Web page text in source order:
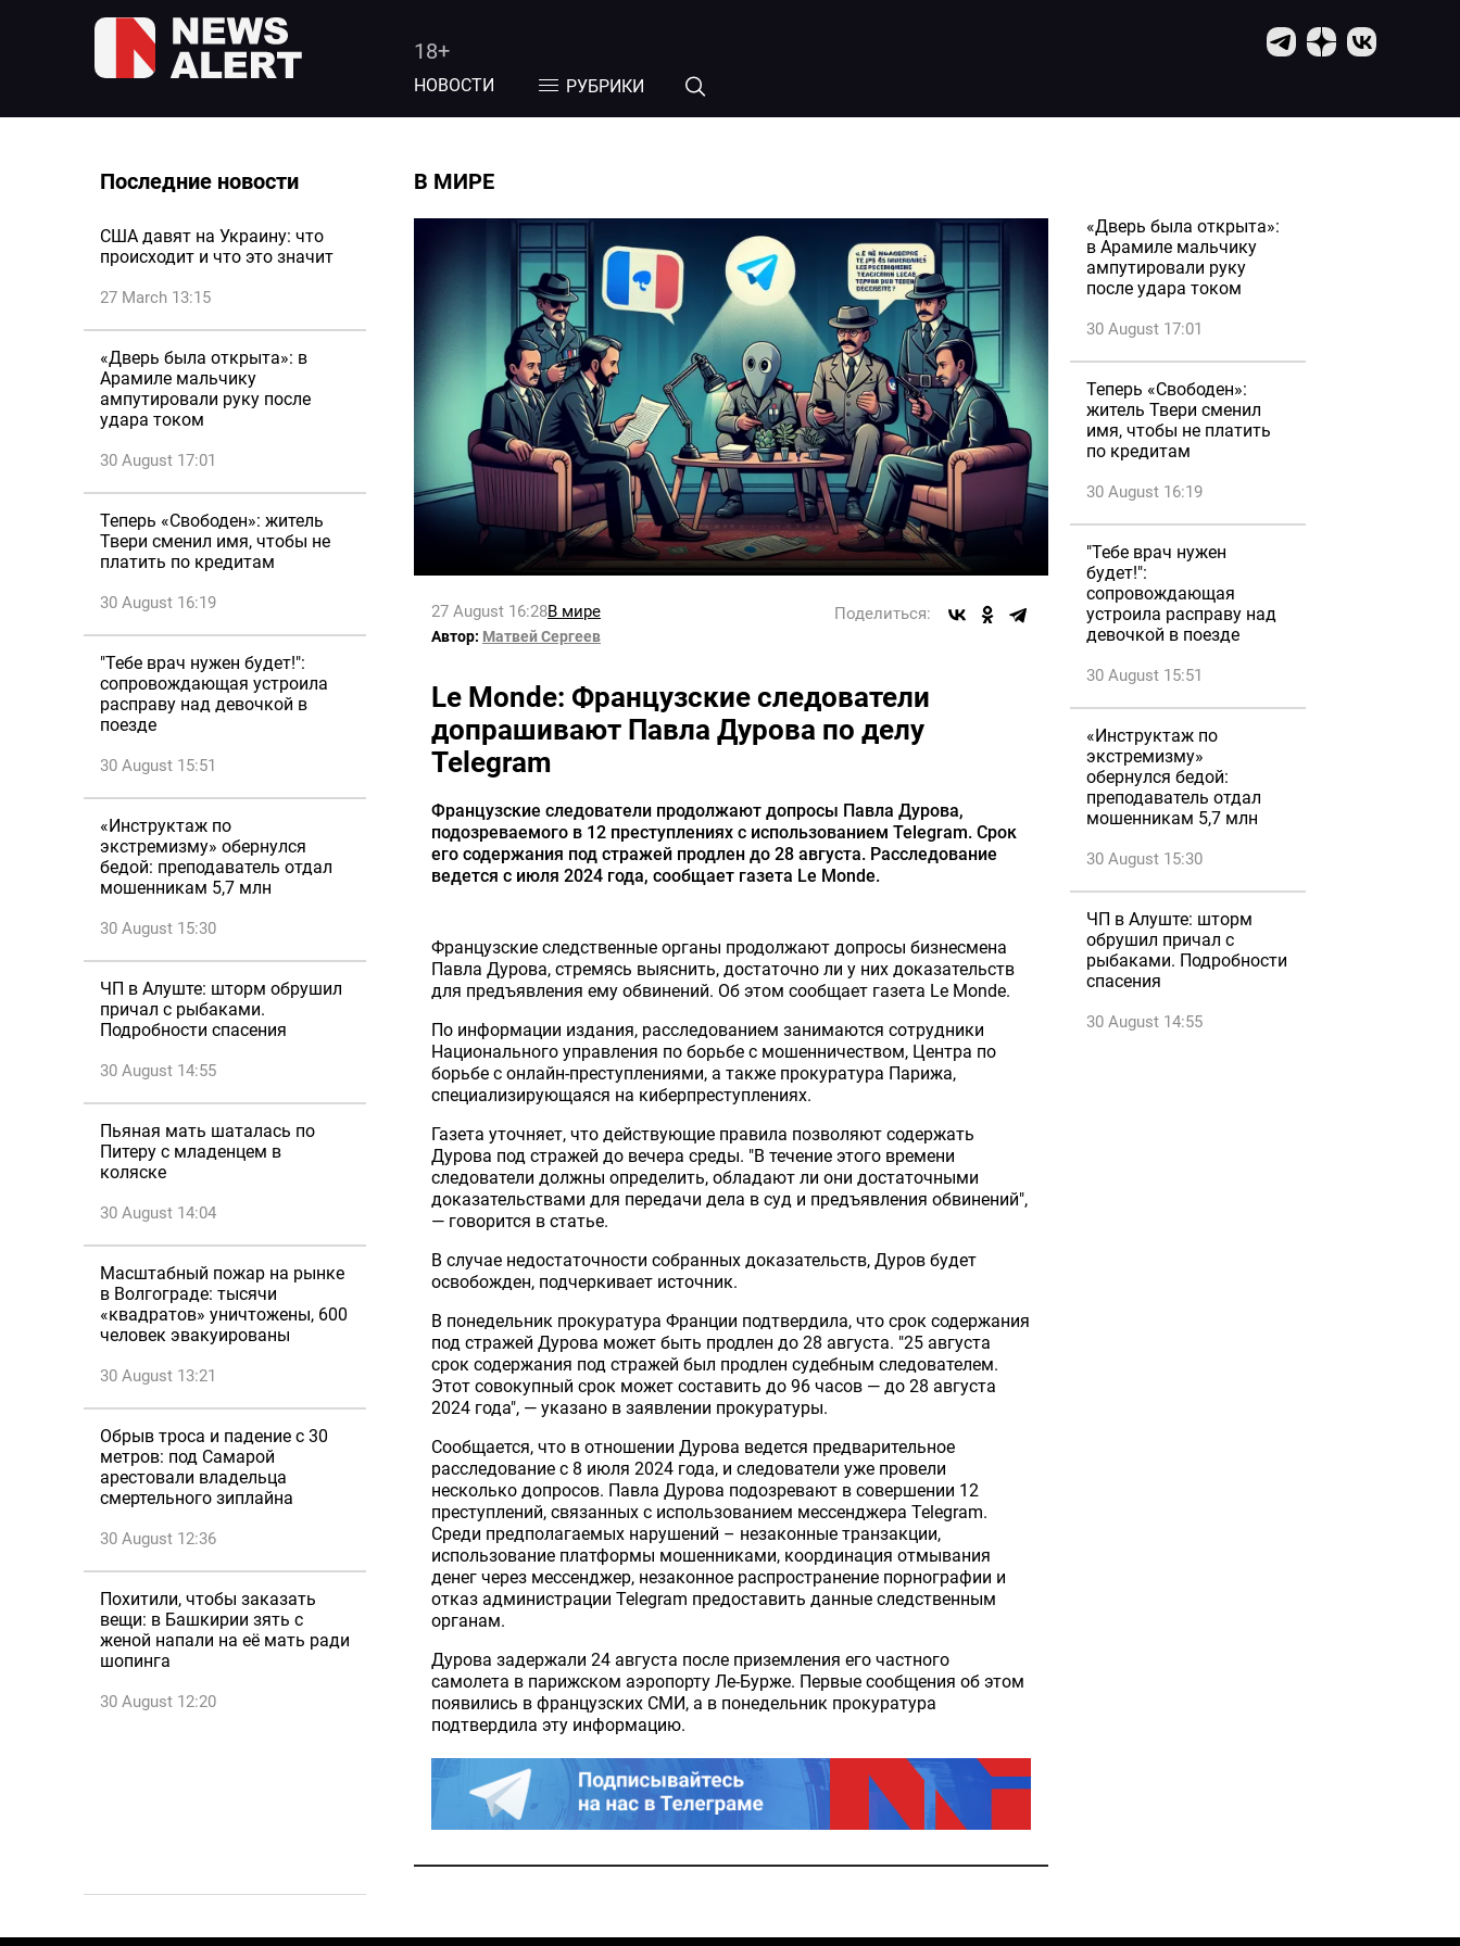
18+
НОВОСТИ РУБРИКИ
Последние новости
США давят на Украину: что
происходит и что это значит
27 March 13:15
«Дверь была открыта»: в
Арамиле мальчику
ампутировали руку после
удара током
30 August 17:01
Теперь «Свободен»: житель
Твери сменил имя, чтобы не
платить по кредитам
30 August 16:19
"Тебе врач нужен будет!":
сопровождающая устроила
расправу над девочкой в
поезде
30 August 15:51
«Инструктаж по
экстремизму» обернулся
бедой: преподаватель отдал
мошенникам 5,7 млн
30 August 15:30
ЧП в Алуште: шторм обрушил
причал с рыбаками.
Подробности спасения
30 August 14:55
Пьяная мать шаталась по
Питеру с младенцем в
коляске
30 August 14:04
Масштабный пожар на рынке
в Волгограде: тысячи
«квадратов» уничтожены, 600
человек эвакуированы
30 August 13:21
Обрыв троса и падение с 30
метров: под Самарой
арестовали владельца
смертельного зиплайна
30 August 12:36
Похитили, чтобы заказать
вещи: в Башкирии зять с
женой напали на её мать ради
шопинга
30 August 12:20
В МИРЕ
27 August 16:28В мире Поделиться:
Автор: Матвей Сергеев
Le Monde: Французские следователи
допрашивают Павла Дурова по делу
Telegram
Французские следователи продолжают допросы Павла Дурова,
подозреваемого в 12 преступлениях с использованием Telegram. Срок
его содержания под стражей продлен до 28 августа. Расследование
ведется с июля 2024 года, сообщает газета Le Monde.
Французские следственные органы продолжают допросы бизнесмена
Павла Дурова, стремясь выяснить, достаточно ли у них доказательств
для предъявления ему обвинений. Об этом сообщает газета Le Monde.
По информации издания, расследованием занимаются сотрудники
Национального управления по борьбе с мошенничеством, Центра по
борьбе с онлайн-преступлениями, а также прокуратура Парижа,
специализирующаяся на киберпреступлениях.
Газета уточняет, что действующие правила позволяют содержать
Дурова под стражей до вечера среды. "В течение этого времени
следователи должны определить, обладают ли они достаточными
доказательствами для передачи дела в суд и предъявления обвинений",
— говорится в статье.
В случае недостаточности собранных доказательств, Дуров будет
освобожден, подчеркивает источник.
В понедельник прокуратура Франции подтвердила, что срок содержания
под стражей Дурова может быть продлен до 28 августа. "25 августа
срок содержания под стражей был продлен судебным следователем.
Этот совокупный срок может составить до 96 часов — до 28 августа
2024 года", — указано в заявлении прокуратуры.
Сообщается, что в отношении Дурова ведется предварительное
расследование с 8 июля 2024 года, и следователи уже провели
несколько допросов. Павла Дурова подозревают в совершении 12
преступлений, связанных с использованием мессенджера Telegram.
Среди предполагаемых нарушений – незаконные транзакции,
использование платформы мошенниками, координация отмывания
денег через мессенджер, незаконное распространение порнографии и
отказ администрации Telegram предоставить данные следственным
органам.
Дурова задержали 24 августа после приземления его частного
самолета в парижском аэропорту Ле-Бурже. Первые сообщения об этом
появились в французских СМИ, а в понедельник прокуратура
подтвердила эту информацию.
«Дверь была открыта»:
в Арамиле мальчику
ампутировали руку
после удара током
30 August 17:01
Теперь «Свободен»:
житель Твери сменил
имя, чтобы не платить
по кредитам
30 August 16:19
"Тебе врач нужен
будет!":
сопровождающая
устроила расправу над
девочкой в поезде
30 August 15:51
«Инструктаж по
экстремизму»
обернулся бедой:
преподаватель отдал
мошенникам 5,7 млн
30 August 15:30
ЧП в Алуште: шторм
обрушил причал с
рыбаками. Подробности
спасения
30 August 14:55